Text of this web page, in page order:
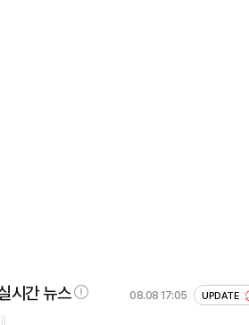
시간 뉴스 08.08 17:05 UPDATE